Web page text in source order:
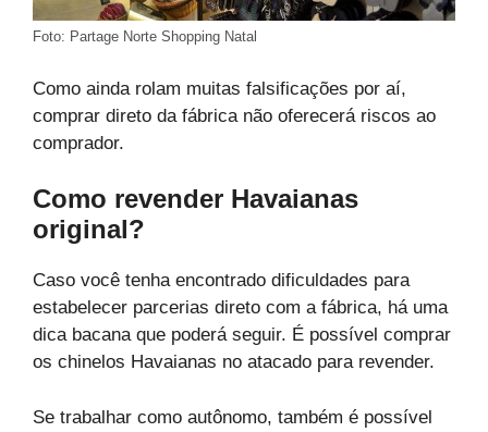
Foto: Partage Norte Shopping Natal
Como ainda rolam muitas falsificações por aí,
comprar direto da fábrica não oferecerá riscos ao
comprador.
Como revender Havaianas
original?
Caso você tenha encontrado dificuldades para
estabelecer parcerias direto com a fábrica, há uma
dica bacana que poderá seguir. É possível comprar
os chinelos Havaianas no atacado para revender.
Se trabalhar como autônomo, também é possível